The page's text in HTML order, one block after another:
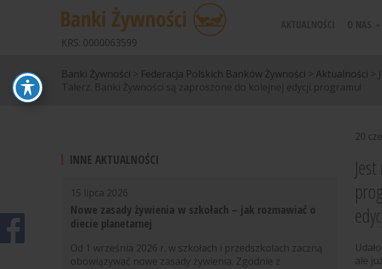
KRS: 0000063599
Banki Żywności > Federacja Polskich Banków Żywności > Aktualności >
Talerz. Banki Żywności są zaproszone do kolejnej edycji programu!
20
ale
INNE AKTUALNOŚCI
15 lipca 2026
Nowe zasady żywienia w szkołach – jak rozmawiać o
diecie planetarnej
Od 1 września 2026 r. w szkołach i przedszkolach zaczną
obowiązywać nowe zasady żywienia. Zgodnie z